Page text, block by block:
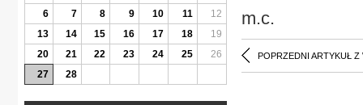
m.c.
POPRZEDNI ARTYKUŁ Z
6
7 8 9 10 11
12
13
14 15 16 17 18
19
20
21 22 23 24 25
26
27
28